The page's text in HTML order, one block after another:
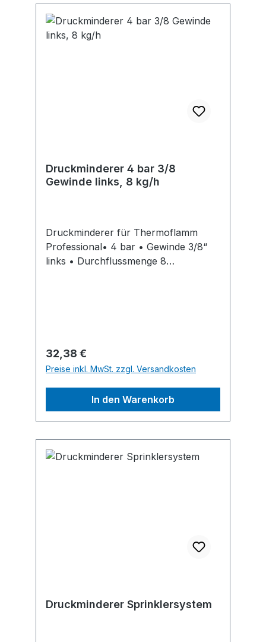
Druckminderer 4 bar 3/8
Gewinde links, 8 kg/h
Druckminderer für Thermoflamm
Professional• 4 bar • Gewinde 3/8“
links • Durchflussmenge 8
Regulärer Preis:
32,38 €
Preise inkl. MwSt. zzgl. Versandkosten
In den Warenkorb
Druckminderer Sprinklersystem